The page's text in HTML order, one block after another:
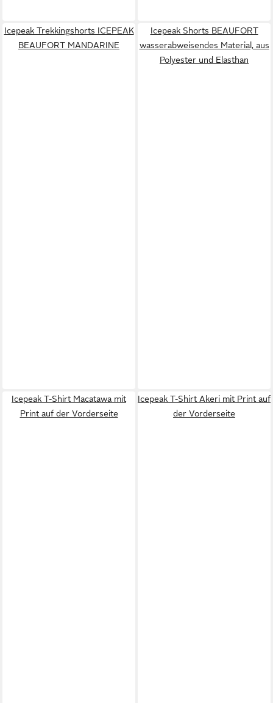
Icepeak Trekkingshorts ICEPEAK
BEAUFORT MANDARINE
Icepeak Shorts BEAUFORT
wasserabweisendes Material, aus
Polyester und Elasthan
Icepeak T-Shirt Macatawa mit
Print auf der Vorderseite
Icepeak T-Shirt Akeri mit Print auf
der Vorderseite